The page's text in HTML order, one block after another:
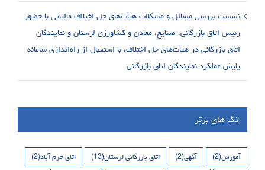
نشست بررسی مسائل و مشکلات هیأت‌های حل اختلاف مالیاتی با حضور
رئیس اتاق بازرگانی، صنایع، معادن و کشاورزی لرستان و نمایندگان
اتاق بازرگانی در هیأت‌های حل اختلاف، با استقبال از راه‌اندازی سامانه
پایش عملکرد نمایندگان اتاق بازرگانی
تگ های برتر
آموزش(2) آگهی(2) اتاق بازرگانی لرستان(13) اتاق خرم آباد(2)